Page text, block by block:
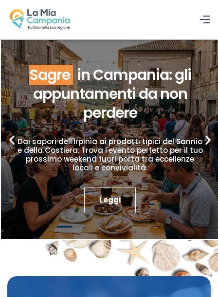
Sagre in Campania: gli
appuntamenti da non
perdere
Dai sapori dell'Irpinia ai prodotti tipici del Sannio
e della Costiera. Trova l'evento perfetto per il tuo
prossimo weekend fuori porta tra eccellenze
locali e convivialità.
Leggi